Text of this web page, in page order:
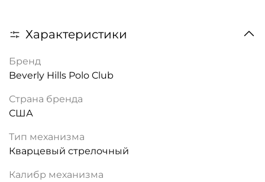
Характеристики
Бренд
Beverly Hills Polo Club
Страна бренда
США
Тип механизма
Кварцевый стрелочный
Калибр механизма